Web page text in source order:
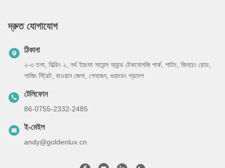
দ্রুত যোগাযোগ
ঠিকানা
২-৩ তলা, বিল্ডিং ২, নর্থ ইয়ংফা সায়েন্স অ্যান্ড টেকনোলজি পার্ক, শাটাং, জিনচেং রোড,
শাজিং স্ট্রিট, বাওয়ান জেলা, শেনজেন, গুয়াংডং প্রদেশ
টেলিফোন
86-0755-2332-2485
ই-মেইল
andy@goldenlux.cn